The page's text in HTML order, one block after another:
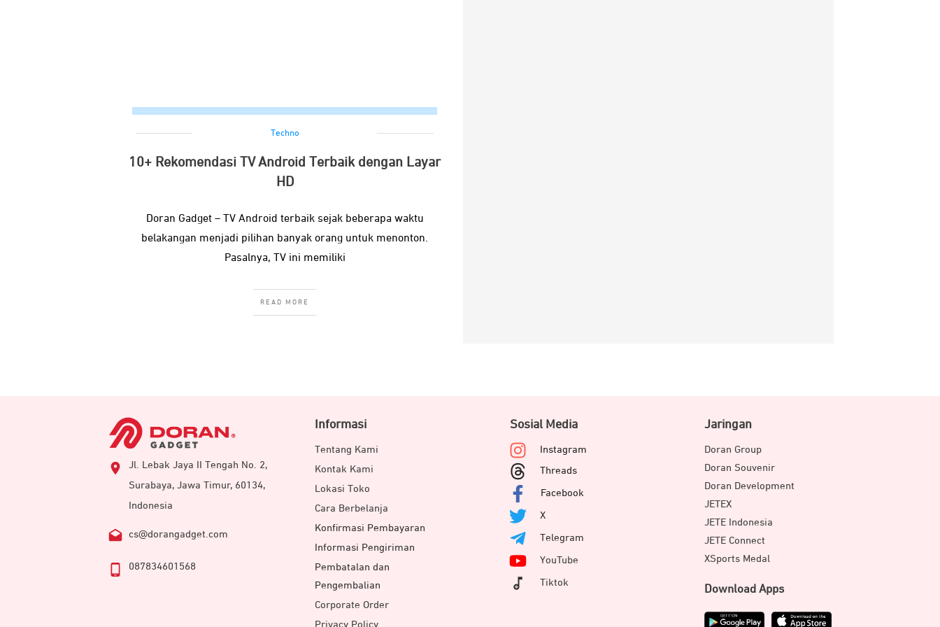
Techno
10+ Rekomendasi TV Android Terbaik dengan Layar
HD
Doran Gadget – TV Android terbaik sejak beberapa waktu
belakangan menjadi pilihan banyak orang untuk menonton.
Pasalnya, TV ini memiliki
READ MORE
Jl. Lebak Jaya II Tengah No. 2,
Surabaya, Jawa Timur, 60134,
Indonesia
cs@dorangadget.com
087834601568
Informasi
Tentang Kami
Kontak Kami
Lokasi Toko
Cara Berbelanja
Konfirmasi Pembayaran
Informasi Pengiriman
Pembatalan dan
Pengembalian
Corporate Order
Privacy Policy
Sosial Media
Instagram
Threads
Facebook
X
Telegram
YouTube
Tiktok
Jaringan
Doran Group
Doran Souvenir
Doran Development
JETEX
JETE Indonesia
JETE Connect
XSports Medal
Download Apps